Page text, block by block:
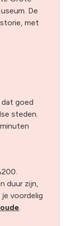
De
met
goed
steden.
duur zijn,
je voordelig
.